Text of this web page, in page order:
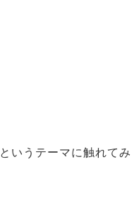
というテーマに触れてみ